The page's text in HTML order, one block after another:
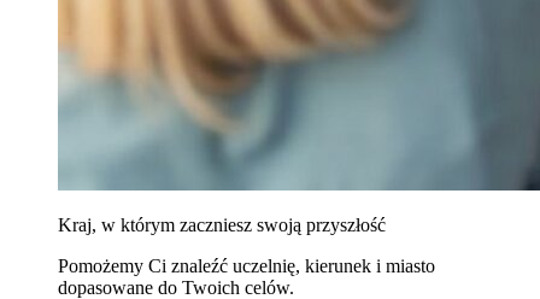
Kraj, w którym zaczniesz swoją przyszłość
Pomożemy Ci znaleźć uczelnię, kierunek i miasto
dopasowane do Twoich celów.